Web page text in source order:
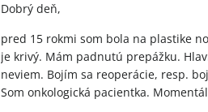
Dobrý deň,
pred 15 rokmi som bola na plastike
je krivý. Mám padnutú prepážku.
neviem. Bojím sa reoperácie, resp.
Som onkologická pacientka.